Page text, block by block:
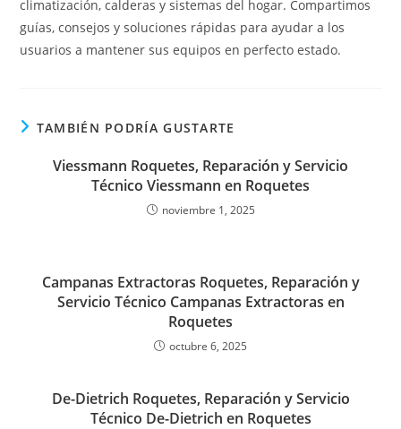
climatización, calderas y sistemas del hogar. Compartimos
guías, consejos y soluciones rápidas para ayudar a los
usuarios a mantener sus equipos en perfecto estado.
TAMBIÉN PODRÍA GUSTARTE
Viessmann Roquetes, Reparación y Servicio
Técnico Viessmann en Roquetes
noviembre 1, 2025
Campanas Extractoras Roquetes, Reparación y
Servicio Técnico Campanas Extractoras en
Roquetes
octubre 6, 2025
De-Dietrich Roquetes, Reparación y Servicio
Técnico De-Dietrich en Roquetes